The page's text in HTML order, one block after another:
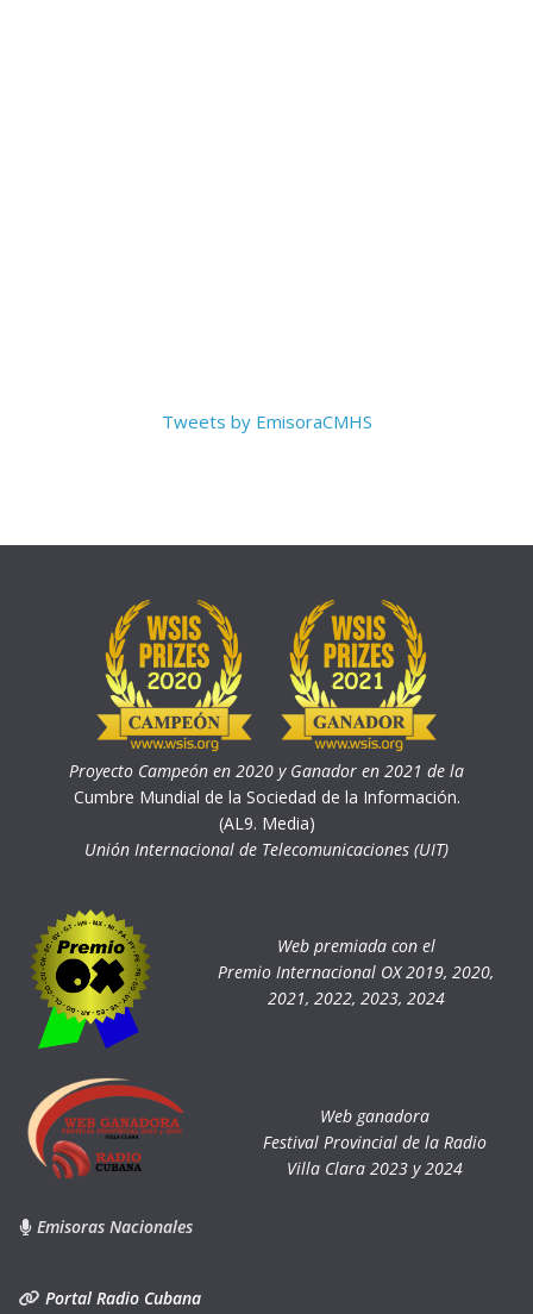
Tweets by EmisoraCMHS
Proyecto Campeón en 2020 y Ganador en 2021 de la
Cumbre Mundial de la Sociedad de la Información.
(AL9. Media)
Unión Internacional de Telecomunicaciones (UIT)
Web premiada con el
Premio Internacional OX 2019, 2020,
2021, 2022, 2023, 2024
Web ganadora
Festival Provincial de la Radio
Villa Clara 2023 y 2024
Emisoras Nacionales
Portal Radio Cubana